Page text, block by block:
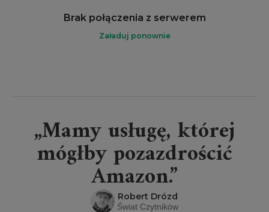
Brak połączenia z serwerem
Załaduj ponownie
„Mamy usługę, której
mógłby pozazdrościć
Amazon.”
Robert Drózd
Świat Czytników